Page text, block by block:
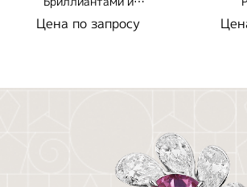
Турмалинами Параиба,
R0256-0/47
Цена по запросу